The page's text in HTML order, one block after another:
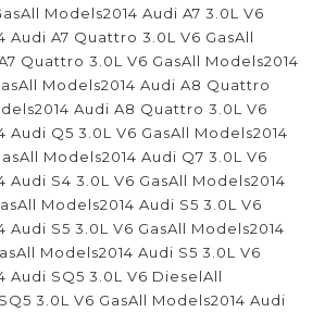
Models2014 Audi A7 3.0L V6
Audi A7 Quattro 3.0L V6 GasAll
Quattro 3.0L V6 GasAll Models2014
Models2014 Audi A8 Quattro
Audi A8 Quattro 3.0L V6
Audi Q5 3.0L V6 GasAll Models2014
Models2014 Audi Q7 3.0L V6
Audi S4 3.0L V6 GasAll Models2014
Models2014 Audi S5 3.0L V6
Audi S5 3.0L V6 GasAll Models2014
Models2014 Audi S5 3.0L V6
Audi SQ5 3.0L V6 DieselAll
3.0L V6 GasAll Models2014 Audi